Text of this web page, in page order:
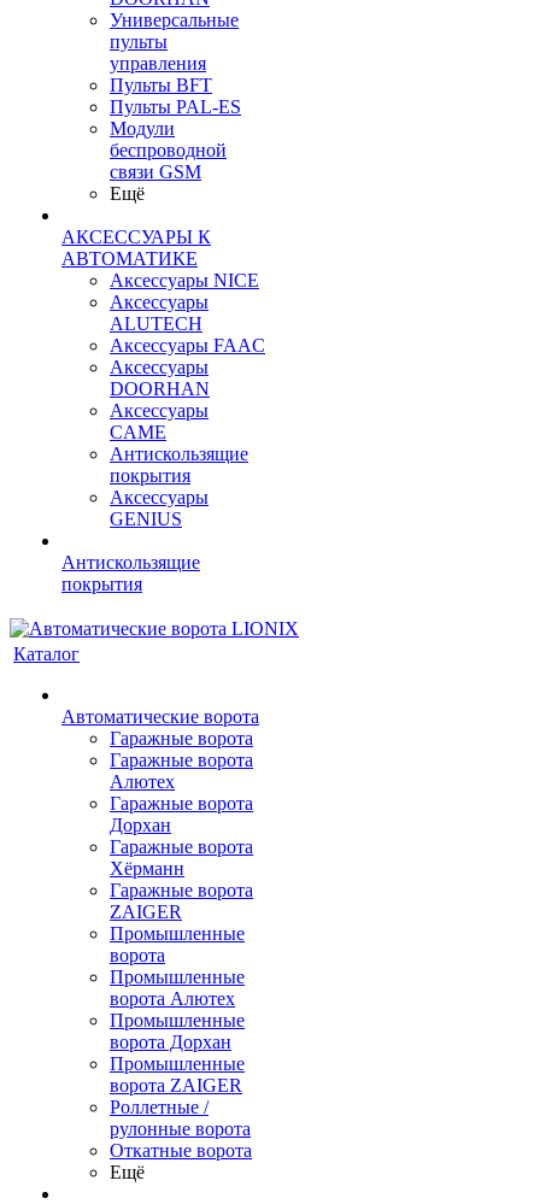
Универсальные
пульты
управления
Пульты BFT
Пульты PAL-ES
Модули
беспроводной
связи GSM
Ещё
АКСЕССУАРЫ К
АВТОМАТИКЕ
Аксессуары NICE
Аксессуары
ALUTECH
Аксессуары FAAC
Аксессуары
DOORHAN
Аксессуары
CAME
Антискользящие
покрытия
Аксессуары
GENIUS
Антискользящие
покрытия
Каталог
Автоматические ворота
Гаражные ворота
Гаражные ворота
Алютех
Гаражные ворота
Дорхан
Гаражные ворота
Хёрманн
Гаражные ворота
ZAIGER
Промышленные
ворота
Промышленные
ворота Алютех
Промышленные
ворота Дорхан
Промышленные
ворота ZAIGER
Роллетные /
рулонные ворота
Откатные ворота
Ещё